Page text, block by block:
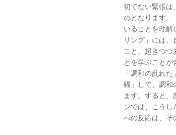
切でない緊張は
のとなります。
いることを理解
リング」には
こと、起きつつ
とを学ぶことが
「調和の乱れ
幅」して、調和
ます。すると
ンでは、こう
への反応は、そ